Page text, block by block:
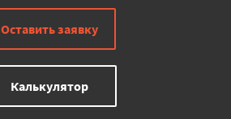
Оставить заявку
Калькулятор